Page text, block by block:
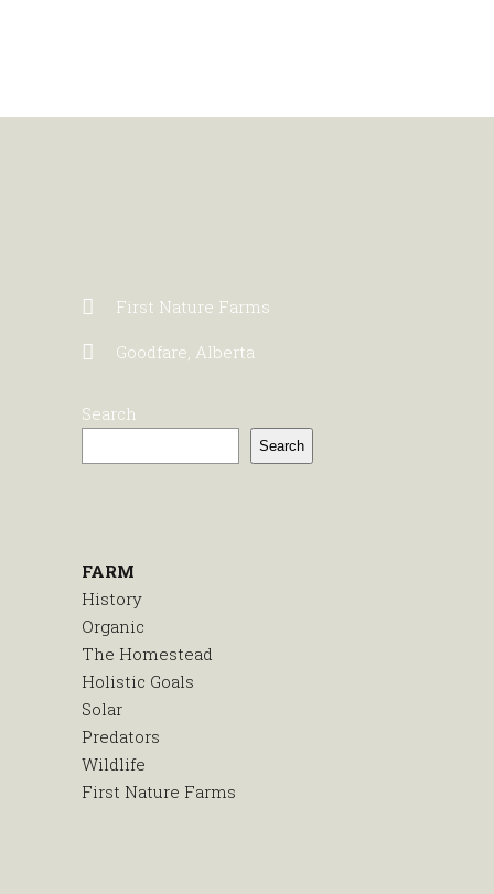
First Nature Farms
Goodfare, Alberta
Search
Search
FARM
History
Organic
The Homestead
Holistic Goals
Solar
Predators
Wildlife
First Nature Farms